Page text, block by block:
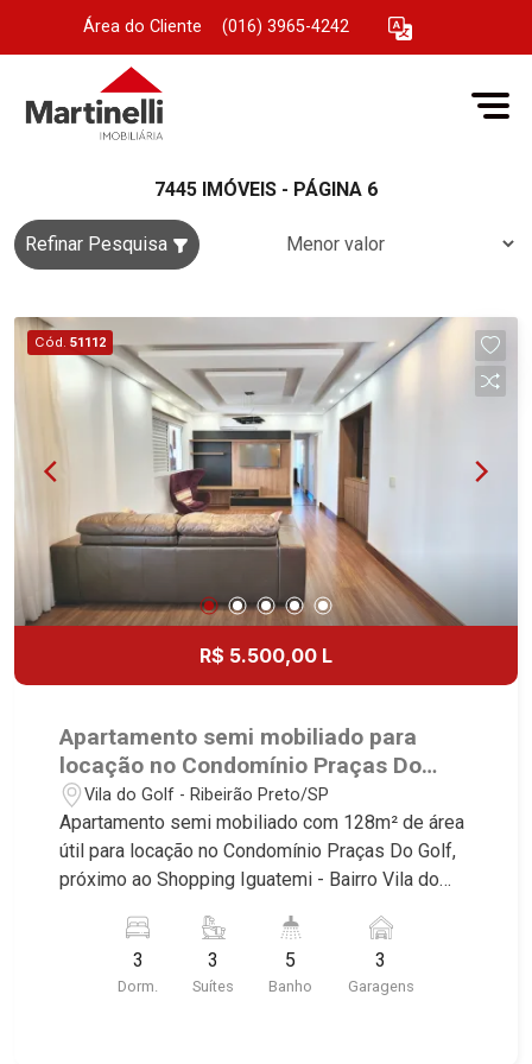
Área do Cliente (016) 3965-4242
7445 IMÓVEIS - PÁGINA 6
Refinar Pesquisa
Cód. 51112
R$ 5.500,00 L
Apartamento semi mobiliado para
locação no Condomínio Praças Do
Golf, próximo ao Shopping Iguatemi -
Ribeirão Preto/SP.
Vila do Golf - Ribeirão Preto/SP
Apartamento semi mobiliado com 128m² de área
útil para locação no Condomínio Praças Do Golf,
próximo ao Shopping Iguatemi - Bairro Vila do
características deste imóvel que a Martinelli
Imobiliária selecionou para você: - 128m² de área
útil - 3 suítes com armários e ar-condicionado -
3
Dorm.
3
Suítes
5
Banho
3
Garagens